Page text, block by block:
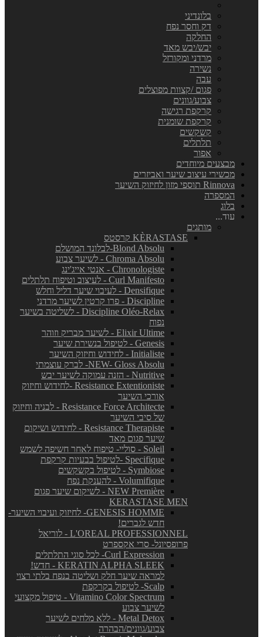
בלונדיני
דק וחסר נפח
החלקה
יבש/יבש מאד
מרדני ומקורזל
נשירה
עבה
פגום /קצוות מפוצלים
צבוע/גוונים
קרקפת רגישה
קרקפת שומנית
קשקשים
תלתלים
אפור
מבצעים מיוחדים
מכשירי עיצוב שיער ואביזרים
Rinnova תוספי מזון לחיזוק השיער
המספרה
בלוג
עוד...
מותגים
KÈRASTASE קרסטס
Blond Absolu-לבלונד המושלם
Chroma Absolu - לשיער צבוע
Chronologiste - אנטי אייג'ינג
Curl Manifesto - לעיצוב וטיפוח תלתלים
Densifique - לעיבוי שיער דליל וחלש
Discipline - פרו קרטין לשיער מרדני
Discipline Oléo-Relax - לשליטה בשיער
נפוח
Elixir Ultime - לשיער מבריק וזוהר
Genesis - לטיפול בנשירת שיער
Initialiste - לחידוש וחיזוק השיער
NEW- Gloss Absolu- לברק עוצמתי
Nutritive - הזנה עמוקה לשיער יבש
Resistance Extentioniste -לחידוש וחיזוק
אורכי השיער
Resistance Force Architecte - לבניה וחיזוק
של סיבי השיער
Resistance Therapiste - לחידוש ושיקום
שיער פגום מאד
Soleil - סוליי- טיפוח לאחר חשיפה לשמש
Specifique -לטיפול בבעיות קרקפת
Symbiose - לטיפול בקשקשים
Volumifique - להענקת נפח
NEW Première - לשיקום שיער פגום
KERASTASE MEN
GENESIS HOMME- לחיזוק ועיבוי השיער-
חדש לגברים!
L'OREAL PROFESSIONNEL - לוריאל
פרופסיונל- סרי אקספרט
Curl Expression- לכל סוגי התלתלים
KERATIN ALPHA SLEEK - חדש!
למראה שיער חלק ושליטה בנפח בלתי רצוי
Scalp- לטיפול בקרקפת
Vitamino Color Spectrum - טיפול מקצועי
לשיער צבוע
Metal Detox - ללא מלחים לשיער
צבוע/גוונים/הבהרה